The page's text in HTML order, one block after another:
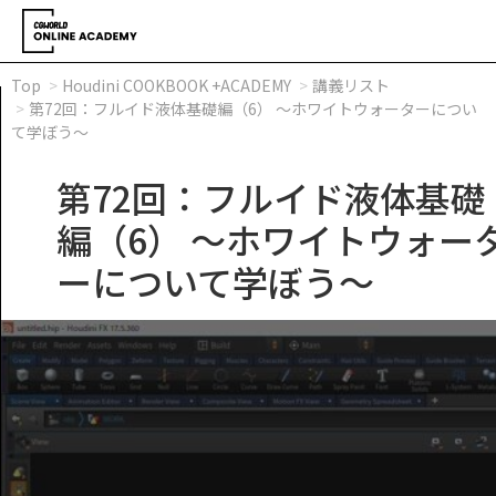
Top Houdini COOKBOOK +ACADEMY
講義リスト
第72回：フルイド液体基礎編（6） ～ホワイトウォーターについ
て学ぼう～
第72回：フルイド液体基礎
編（6） ～ホワイトウォー
ーについて学ぼう～